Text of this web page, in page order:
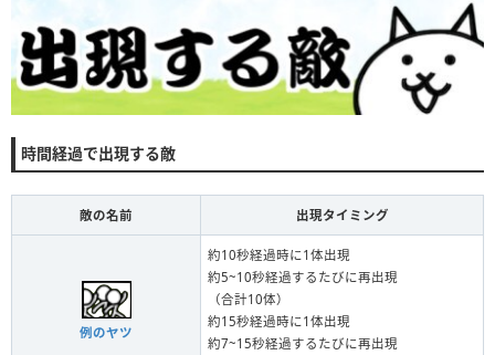
時間経過で出現する敵
敵の名前 出現タイミング
例のヤツ
約10秒経過時に1体出現
約5~10秒経過するたびに再出現
（合計10体）
約15秒経過時に1体出現
約7~15秒経過するたびに再出現